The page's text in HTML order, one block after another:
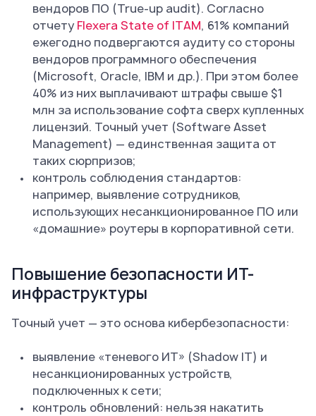
вендоров ПО (True-up audit). Согласно
отчету Flexera State of ITAM, 61% компаний
ежегодно подвергаются аудиту со стороны
вендоров программного обеспечения
(Microsoft, Oracle, IBM и др.). При этом более
40% из них выплачивают штрафы свыше $1
млн за использование софта сверх купленных
лицензий. Точный учет (Software Asset
Management) — единственная защита от
таких сюрпризов;
контроль соблюдения стандартов:
например, выявление сотрудников,
использующих несанкционированное ПО или
«домашние» роутеры в корпоративной сети.
Повышение безопасности ИТ-
инфраструктуры
Точный учет — это основа кибербезопасности:
выявление «теневого ИТ» (Shadow IT) и
несанкционированных устройств,
подключенных к сети;
контроль обновлений: нельзя накатить